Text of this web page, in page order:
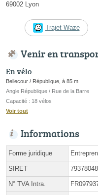
69002 Lyon
Trajet Waze
Venir en
En vélo
Bellecour / République, à 85 m
Angle République / Rue de la Barre
Capacité : 18 vélos
Voir tout
Informations
Forme juridique
SIRET
N° TVA Intra.